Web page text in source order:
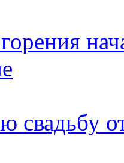
свадьбу